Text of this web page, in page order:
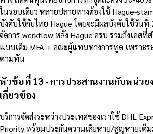
ในรอบเดียว หลายปลายทางต้องใช้ Hague-
บังคับใช้กับไทย Hague โดยจะมีผลบังคับใช้วันที่
จัดการ workflow หลัง Hague ครบ รวมถึงเคสที่
แบบเดิม MFA + คณะผู้แทนทางการทูต เพราะร
ตามทัน
หัวข้อที่ 13 · การประสานงานกับหน่วย
เกี่ยวข้อง
บริการจัดส่งระหว่างประเทศของเราใช้ DHL
Priority พร้อมประกันความเสียหาย/สูญหายเต็